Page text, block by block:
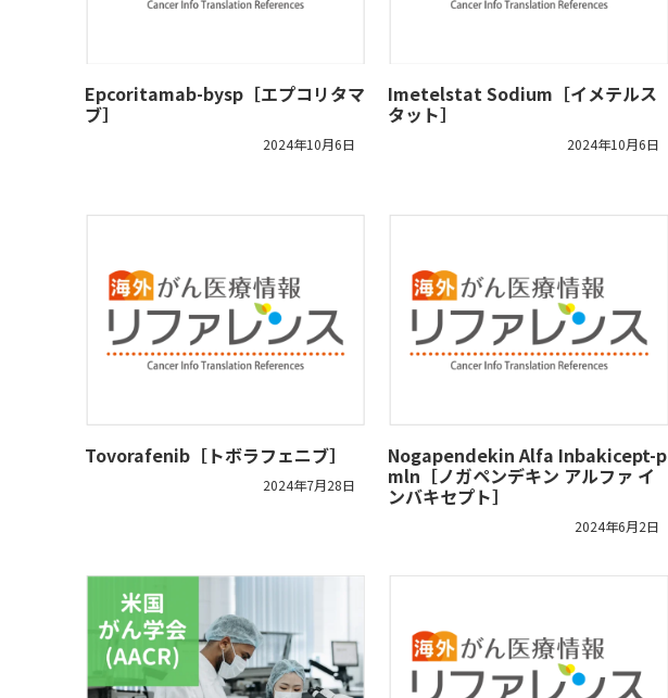
Epcoritamab-bysp［エプコリタマ
ブ］
2024年10月6日
Imetelstat Sodium［イメテルス
タット］
2024年10月6日
Tovorafenib［トボラフェニブ］
2024年7月28日
Nogapendekin Alfa Inbakicept-p
mln［ノガペンデキン アルファ イ
ンバキセプト］
2024年6月2日